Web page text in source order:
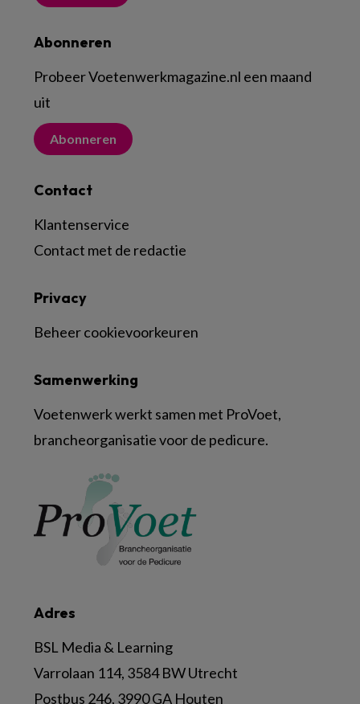
Abonneren
Probeer Voetenwerkmagazine.nl een maand
uit
Abonneren
Contact
Klantenservice
Contact met de redactie
Adres
BSL Media & Learning
Varrolaan 114, 3584 BW Utrecht
Postbus 246, 3990 GA Houten
Samenwerking
Voetenwerk werkt samen met ProVoet,
brancheorganisatie voor de pedicure.
Privacy
Beheer cookievoorkeuren